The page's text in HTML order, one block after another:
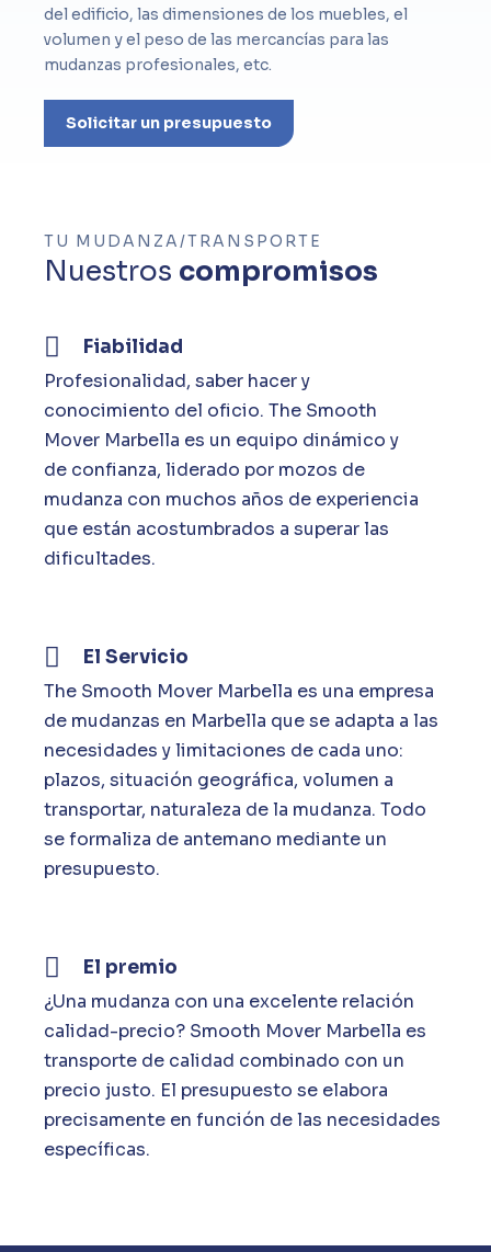
del edificio, las dimensiones de los muebles, el
volumen y el peso de las mercancías para las
mudanzas profesionales, etc.
Solicitar un presupuesto
TU MUDANZA/TRANSPORTE
Nuestros compromisos
Fiabilidad
Profesionalidad, saber hacer y
conocimiento del oficio. The Smooth
Mover Marbella es un equipo dinámico y
de confianza, liderado por mozos de
mudanza con muchos años de experiencia
que están acostumbrados a superar las
dificultades.
El Servicio
The Smooth Mover Marbella es una empresa
de mudanzas en Marbella que se adapta a las
necesidades y limitaciones de cada uno:
plazos, situación geográfica, volumen a
transportar, naturaleza de la mudanza. Todo
se formaliza de antemano mediante un
presupuesto.
El premio
¿Una mudanza con una excelente relación
calidad-precio? Smooth Mover Marbella es
transporte de calidad combinado con un
precio justo. El presupuesto se elabora
precisamente en función de las necesidades
específicas.